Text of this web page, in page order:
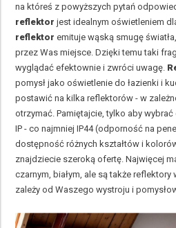
na któreś z powyższych pytań
reflektor jest idealnym oświetleniem
reflektor emituje wąską smugę
przez Was miejsce. Dzięki temu taki
wyglądać efektownie i zwróci uwagę.
pomysł jako oświetlenie do łazienki i
postawić na kilka reflektorów - w
otrzymać. Pamiętajcie, tylko aby
IP - co najmniej IP44 (odporność na
dostępność różnych kształtów i
znajdziecie szeroką ofertę. Najwięcej
czarnym, białym, ale są także
zależy od Waszego wystroju i